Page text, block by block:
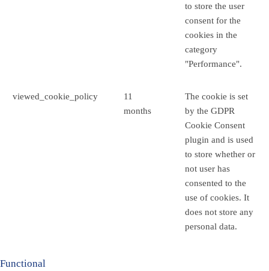
to store the user
consent for the
cookies in the
category
"Performance".
viewed_cookie_policy
11
months
The cookie is set
by the GDPR
Cookie Consent
plugin and is used
to store whether or
not user has
consented to the
use of cookies. It
does not store any
personal data.
Functional